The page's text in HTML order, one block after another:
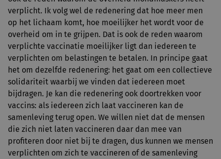
verplicht. Ik volg wel de redenering dat hoe meer men
op het lichaam komt, hoe moeilijker het wordt voor de
overheid om in te grijpen. Dat is ook de reden waarom
verplichte vaccinatie moeilijker ligt dan iedereen te
verplichten om belastingen te betalen. In principe gaat
het om dezelfde redenering: het gaat om een collectieve
solidariteit waarbij we vinden dat iedereen moet
bijdragen. Je kan die redenering ook doortrekken voor
vaccins: als iedereen zich laat vaccineren kan de
samenleving terug open. We willen niet dat de mensen
die zich niet laten vaccineren daar dan mee van
profiteren door niet bij te dragen, dus kunnen we mensen
verplichten om zich te vaccineren of de samenleving